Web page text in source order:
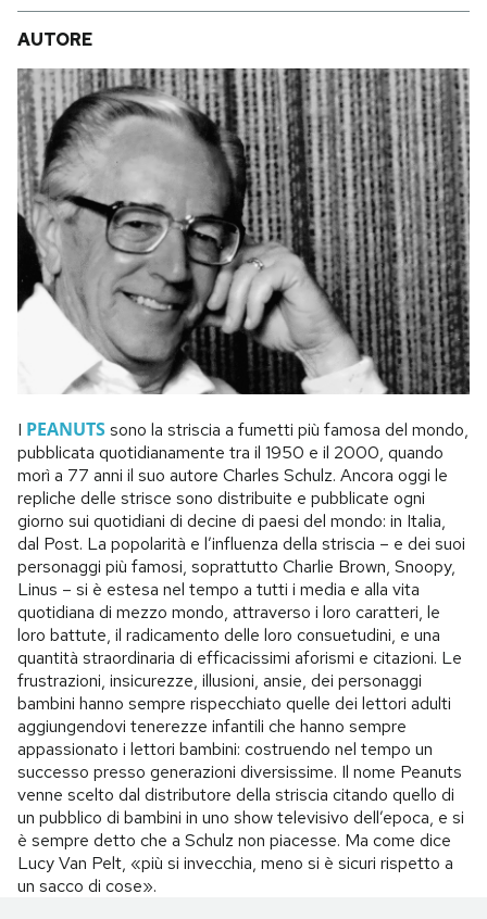
AUTORE
I PEANUTSsono la striscia a fumetti più famosa del mondo,
pubblicata quotidianamente tra il 1950 e il 2000, quando
morì a 77 anni il suo autore Charles Schulz. Ancora oggi le
repliche delle strisce sono distribuite e pubblicate ogni
giorno sui quotidiani di decine di paesi del mondo: in Italia,
dal Post. La popolarità e l’influenza della striscia – e dei suoi
personaggi più famosi, soprattutto Charlie Brown, Snoopy,
Linus – si è estesa nel tempo a tutti i media e alla vita
quotidiana di mezzo mondo, attraverso i loro caratteri, le
loro battute, il radicamento delle loro consuetudini, e una
quantità straordinaria di efficacissimi aforismi e citazioni. Le
frustrazioni, insicurezze, illusioni, ansie, dei personaggi
bambini hanno sempre rispecchiato quelle dei lettori adulti
aggiungendovi tenerezze infantili che hanno sempre
appassionato i lettori bambini: costruendo nel tempo un
successo presso generazioni diversissime. Il nome Peanuts
venne scelto dal distributore della striscia citando quello di
un pubblico di bambini in uno show televisivo dell’epoca, e si
è sempre detto che a Schulz non piacesse. Ma come dice
Lucy Van Pelt, «più si invecchia, meno si è sicuri rispetto a
un sacco di cose».